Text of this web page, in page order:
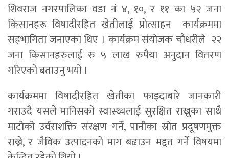
शिवराज नगरपालिका वडा नं ४, १०, र ११ का ५२ जना
किसानहरू विषादीरहित खेतीलाई प्रोत्साहन कार्यक्रममा
सहभागिता जनाएका थिए । कार्यक्रम संयोजक चौधरीले २२
जना किसानहरुलाई रु ५ लाख रुपैया अनुदान वितरण
गरिएको बताउनु भयो ।
कार्यक्रममा विषादीरहित खेतीका फाइदाबारे जानकारी
गराउदै यसले मानिसको स्वास्थ्यलाई सुरक्षित राख्नुका साथै
माटोको उर्वराशक्ति संरक्षण गर्ने, पानीका स्रोत प्रदूषणमुक्त
राख्ने, र जैविक उत्पादनको माग बढाउन मद्दत गर्ने विषयमा